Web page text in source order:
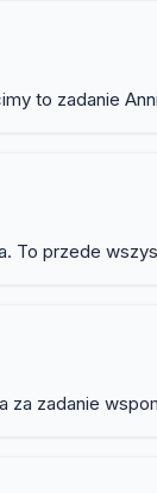
to zadanie
przede
zadanie